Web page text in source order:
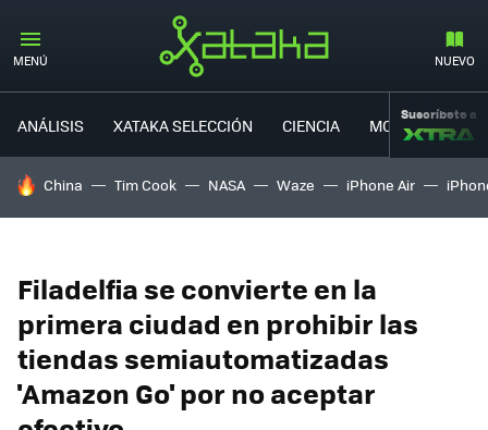
MENÚ NUEVO
ANÁLISIS XATAKA SELECCIÓN CIENCIA MOVILIDAD
Suscríbete a
HOY SE HABLA DE
China Tim Cook NASA Waze iPhone Air
Filadelfia se convierte en la
primera ciudad en prohibir las
tiendas semiautomatizadas
'Amazon Go' por no aceptar